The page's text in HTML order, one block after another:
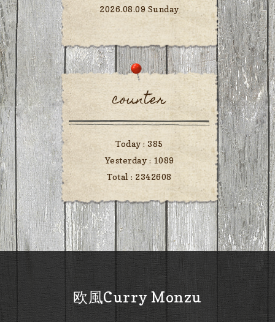
2026.08.09 Sunday
counter
Today : 385
Yesterday : 1089
Total : 2342608
欧風Curry Monzu